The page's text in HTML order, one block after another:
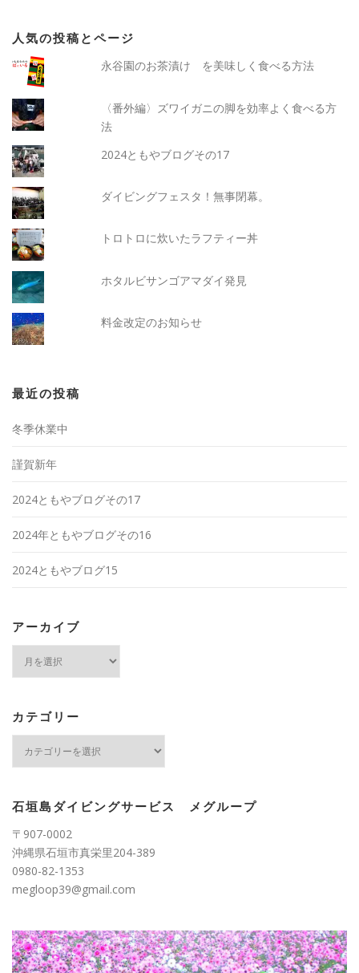
人気の投稿とページ
永谷園のお茶漬け を美味しく食べる方法
〈番外編〉ズワイガニの脚を効率よく食べる方
法
2024ともやブログその17
ダイビングフェスタ！無事閉幕。
トロトロに炊いたラフティー丼
ホタルビサンゴアマダイ発見
料金改定のお知らせ
最近の投稿
冬季休業中
謹賀新年
2024ともやブログその17
2024年ともやブログその16
2024ともやブログ15
アーカイブ
ブ
カテゴリー
ー
石垣島ダイビングサービス メグループ
〒907-0002
沖縄県石垣市真栄里204-389
0980-82-1353
megloop39@gmail.com